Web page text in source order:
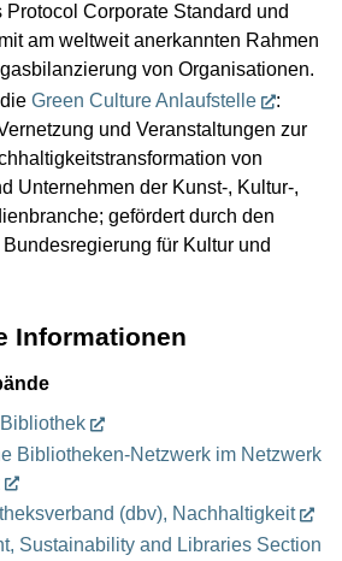
Protocol Corporate Standard und
am weltweit anerkannten Rahmen
von Organisationen.
Green Culture Anlaufstelle
:
und Veranstaltungen zur
von
Unternehmen der Kunst‑, Kultur‑,
gefördert durch den
für Kultur und
Informationen
Bibliotheken-Netzwerk im Netzwerk
(dbv), Nachhaltigkeit
Sustainability and Libraries Section